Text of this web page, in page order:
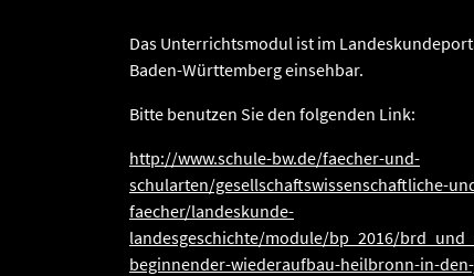
Das Unterrichtsmodul ist im
Baden-Württemberg einsehbar.
Bitte benutzen Sie den folgenden Link:
http://www.schule-bw.de/faecher-und-
schularten/gesellschaftswissenschaftliche-
faecher/landeskunde-
landesgeschichte/module/bp_2016/
beginnender-wiederaufbau-heilbronn-in-